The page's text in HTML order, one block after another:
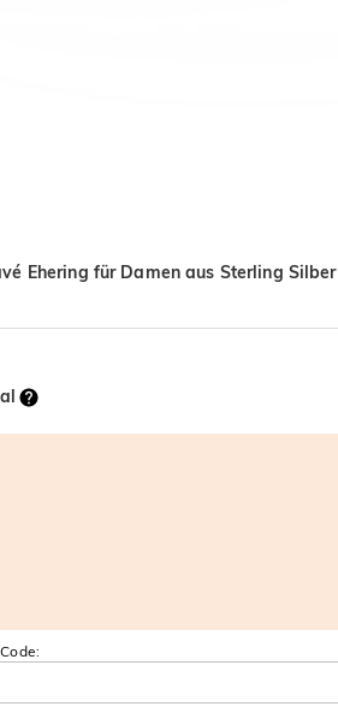
Ehering für Damen aus Sterling Silber
Code: